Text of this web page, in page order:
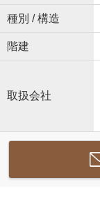
種別 / 構造
階建
取扱会社